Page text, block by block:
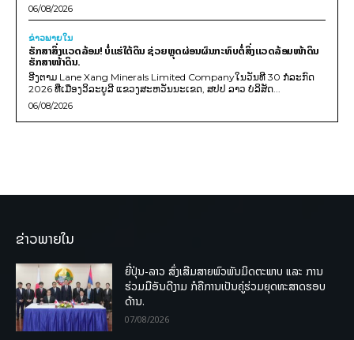
06/08/2026
ຂ່າວພາຍ​ໃນ
ຮັກສາສິ່ງແວດລ້ອມ! ບໍ່ແຮ່ໃຕ້ດິນ ຊ່ວຍຫຼຸດຜ່ອນຜົນກະທົບຕໍ່ສິ່ງແວດລ້ອມໜ້າດິນ
ຮັກສາໜ້າດິນ.
ອີງຕາມ Lane Xang Minerals Limited Companyໃນວັນທີ 30 ກໍລະກົດ
2026 ທີ່ເມືອງວິລະບູລີ ແຂວງສະຫວັນນະເຂດ, ສປປ ລາວ ບໍລິສັດ...
06/08/2026
ຂ່າວພາຍໃນ
ຍີ່ປຸ່ນ-ລາວ ສົ່ງເສີມສາຍພົວພັນມິດຕະພາບ ແລະ ການ
ຮ່ວມມືອັນດີງາມ ກໍຄືການເປັນຄູ່ຮ່ວມຍຸດທະສາດຮອບ
ດ້ານ.
07/08/2026